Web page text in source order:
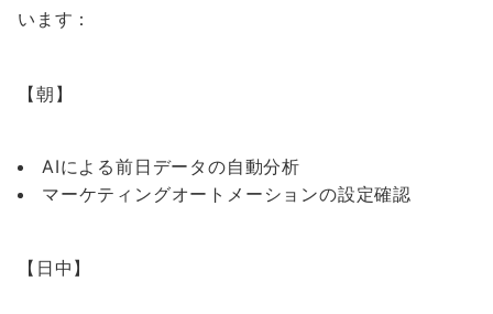
います：
【朝】
AIによる前日データの自動分析
マーケティングオートメーションの設定確認
【日中】